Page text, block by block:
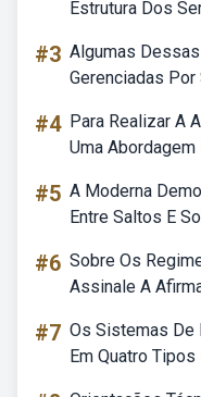
Estrutura Dos
#3 Algumas
Gerenciadas Por
#4 Para Realizar A
Uma
#5 A Moderna
Entre Saltos E
#6 Sobre Os
Assinale A
#7 Os Sistemas De
Em Quatro